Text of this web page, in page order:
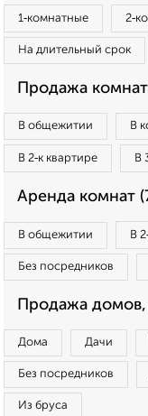
1‑комнатные
На длительный срок
Продажа
В общежитии В
В 2‑к квартире В
Аренда комнат
В общежитии В
Без посредников
Продажа домов,
Дома Дачи
Без посредников
Из бруса